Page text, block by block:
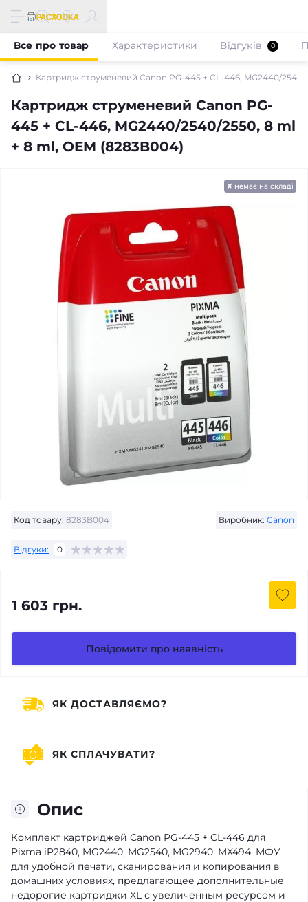
Картридж струменевий Canon PG-445 + CL-446, MG2440/
Картридж струменевий Canon PG-
445 + CL-446, MG2440/2540/2550, 8 ml
+ 8 ml, OEM (8283B004)
Все про товар Характеристики Відгуків 0
✘ немає на складі
Код товару: 8283B004 Виробник: Canon
Відгуки: 0
1 603 грн.
Повідомити про наявність
Опис
Комплект картриджей Canon PG-445 + CL-446 для
Pixma iP2840, MG2440, MG2540, MG2940, MX494. МФУ
для удобной печати, сканирования и копирования в
домашних условиях, предлагающее дополнительные
недорогие картриджи XL с увеличенным ресурсом и
ЯК ДОСТАВЛЯЄМО?
ЯК СПЛАЧУВАТИ?